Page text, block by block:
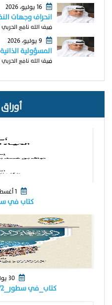
16 يوليو، 2026
انحراف وجهات
ضيف الله نافع
9 يوليو، 2026
المسؤولية
ضيف الله نافع
1 أغسطس، 2026
كتاب في
كتاب_في سطور_٢٧٢ الدعاء الذي لايرد